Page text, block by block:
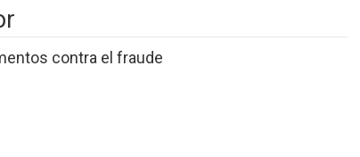
contra el fraude